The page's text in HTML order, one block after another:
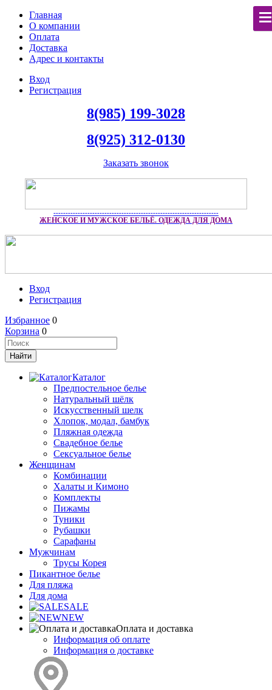
Главная
О компании
Оплата
Доставка
Адрес и контакты
Вход
Регистрация
8(985) 199-3028
8(925) 312-0130
Заказать звонок
--------------------------------------------------------------------
ЖЕНСКОЕ И МУЖСКОЕ БЕЛЬЁ. ОДЕЖДА ДЛЯ ДОМА
Вход
Регистрация
Избранное 0
Корзина 0
Каталог
Предпостельное белье
Натуральный шёлк
Искусственный шелк
Хлопок, модал, бамбук
Пляжная одежда
Свадебное белье
Сексуальное белье
Женщинам
Комбинации
Халаты и Кимоно
Комплекты
Пижамы
Туники
Рубашки
Сарафаны
Мужчинам
Трусы Корея
Пикантное белье
Для пляжа
Для дома
SALE
NEW
Оплата и доставка
Информация об оплате
Информация о доставке